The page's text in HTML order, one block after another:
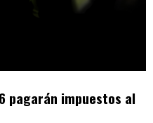
pagarán impuestos al